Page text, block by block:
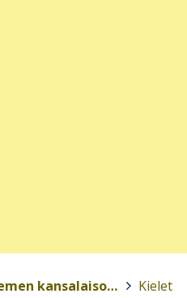
Rovaniemen kansalaisopisto > Kielet